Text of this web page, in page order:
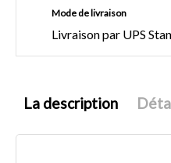
Mode de livraison
Livraison par UPS
La description